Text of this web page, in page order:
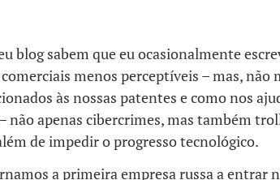
blog sabem que eu ocasionalmente
menos perceptíveis – mas, não
às nossas patentes e como nos
não apenas cibercrimes, mas também
de impedir o progresso tecnológico.
a primeira empresa russa a entrar